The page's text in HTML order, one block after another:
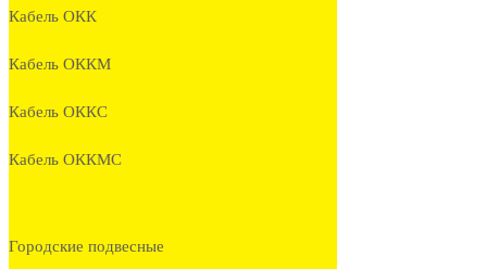
Кабель ОКК
Кабель ОККМ
Кабель ОККС
Кабель ОККМС
Городские подвесные